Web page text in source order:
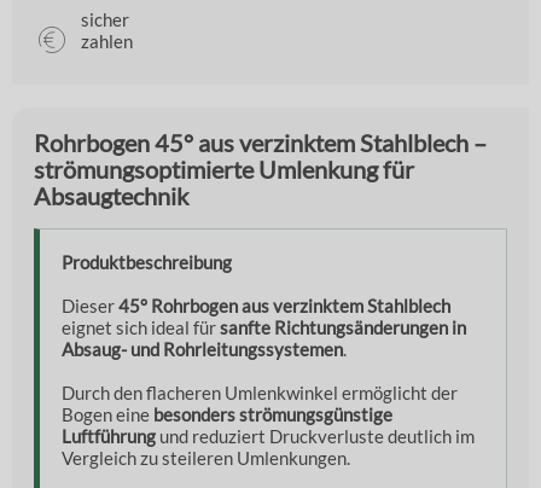
sicher
zahlen
Rohrbogen 45° aus verzinktem Stahlblech –
strömungsoptimierte Umlenkung für
Absaugtechnik
Produktbeschreibung
Dieser45° Rohrbogen aus verzinktem Stahlblech
eignet sich ideal fürsanfte Richtungsänderungen in
Absaug- und Rohrleitungssystemen
Durch den flacheren Umlenkwinkel ermöglicht der
Bogen eine besonders strömungsgünstige
Luftführung und reduziert Druckverluste deutlich im
Vergleich zu steileren Umlenkungen.